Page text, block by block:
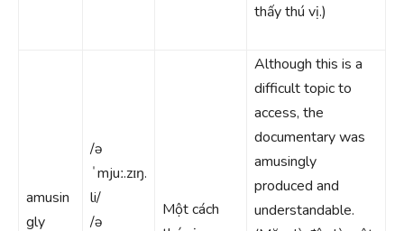
thấy thú vị.)
amusin
gly
/ə
ˈmjuː.zɪŋ.
li/
/ə
Một cách
Although this is a
difficult topic to
access, the
documentary was
amusingly
produced and
understandable.